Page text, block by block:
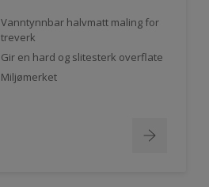
Vanntynnbar halvmatt maling for
treverk
Gir en hard og slitesterk overflate
Miljømerket